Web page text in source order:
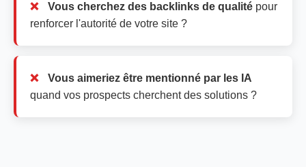
Vous cherchez des backlinks de qualité pour
renforcer l'autorité de votre site ?
Vous aimeriez être mentionné par les IA
quand vos prospects cherchent des solutions ?